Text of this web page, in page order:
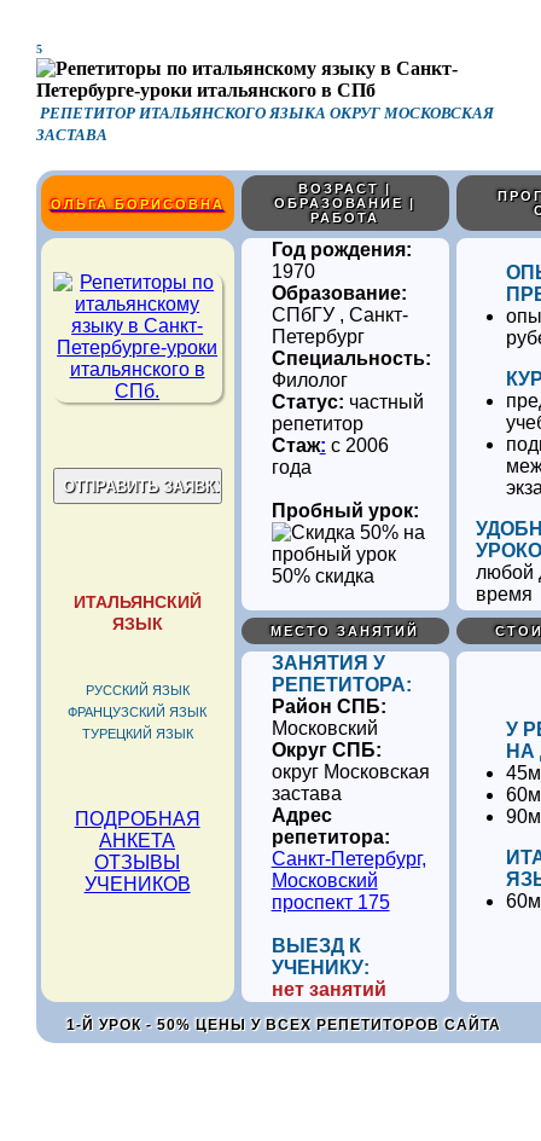
5
РЕПЕТИТОР ИТАЛЬЯНСКОГО ЯЗЫКА ОКРУГ МОСКОВСКАЯ
ЗАСТАВА
ОЛЬГА БОРИСОВНА
ВОЗРАСТ |
ОБРАЗОВАНИЕ |
РАБОТА
ИТАЛЬЯНСКИЙ
ЯЗЫК
РУССКИЙ ЯЗЫК
ФРАНЦУЗСКИЙ ЯЗЫК
ТУРЕЦКИЙ ЯЗЫК
ПОДРОБНАЯ
АНКЕТА
ОТЗЫВЫ
УЧЕНИКОВ
Год рождения:
1970
Образование:
СПбГУ , Санкт-
Петербург
Специальность:
Филолог
Статус: частный
репетитор
Стаж: с 2006
года
Пробный урок:
50% скидка
любой
время
МЕСТО ЗАНЯТИЙ
ЗАНЯТИЯ У
РЕПЕТИТОРА:
Район СПБ:
Московский
Округ СПБ:
округ Московская
застава
Адрес
репетитора:
Санкт-Петербург,
Московский
проспект 175
ВЫЕЗД К
УЧЕНИКУ:
нет занятий
У
НА
1-Й УРОК - 50% ЦЕНЫ У ВСЕХ РЕПЕТИТОРОВ САЙТА